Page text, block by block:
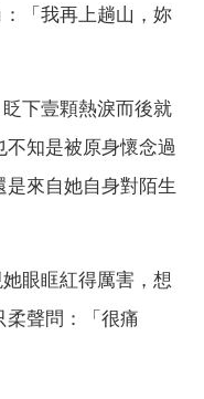
「我再上趟山，妳
下壹顆熱淚而後就
知是被原身懷念過
來自她自身對陌生
眼眶紅得厲害，想
柔聲問：「很痛